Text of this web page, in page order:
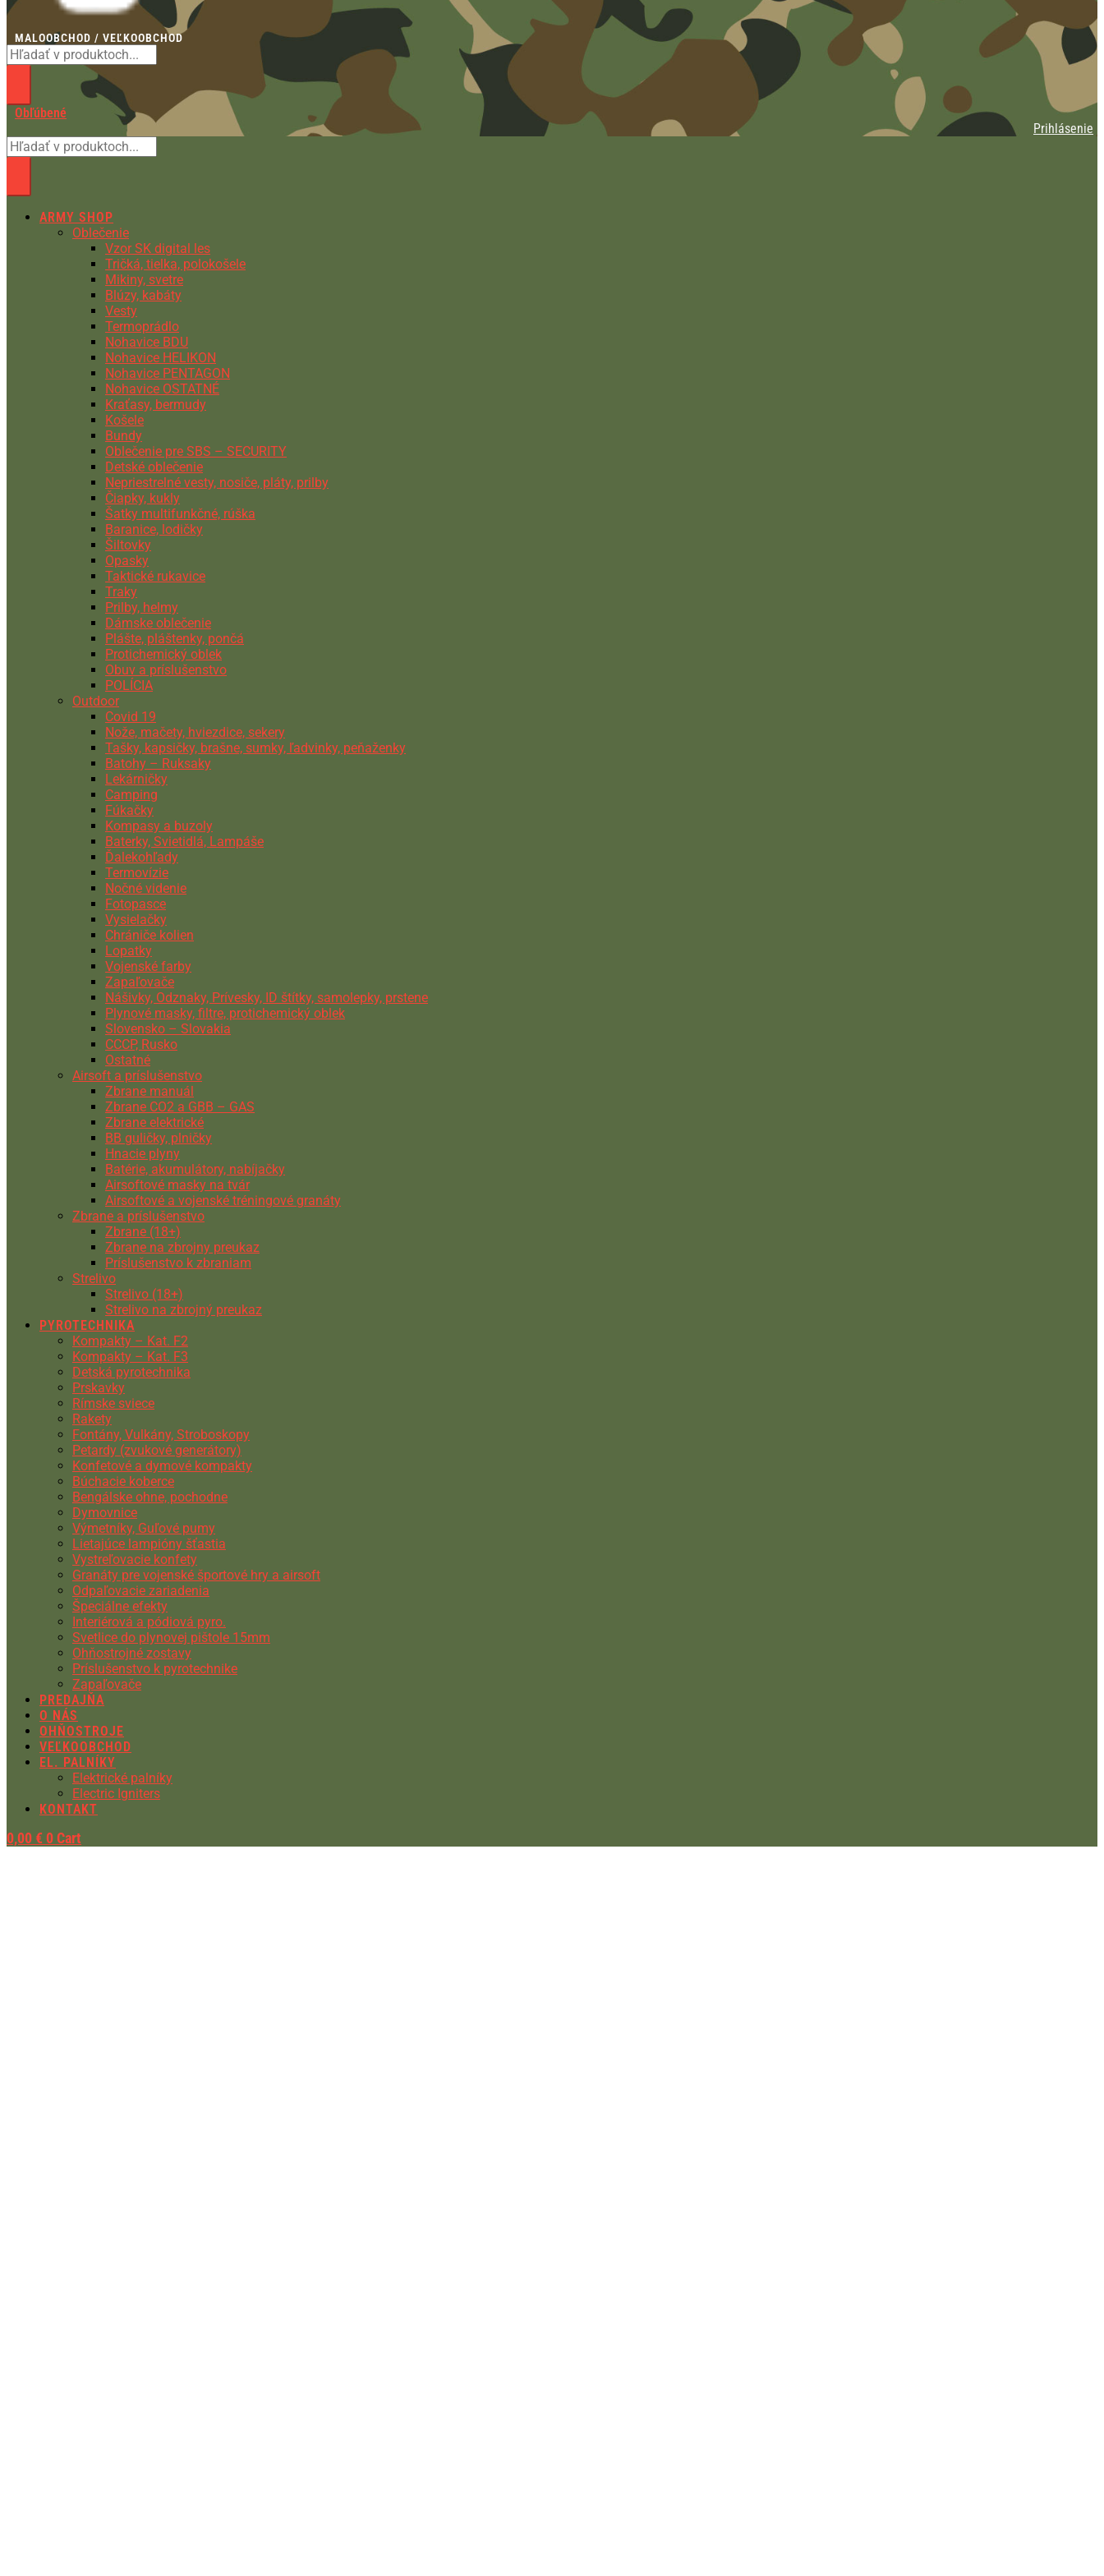
MALOOBCHOD / VEĽKOOBCHOD
Obľúbené
Prihlásenie
ARMY SHOP
Oblečenie
Vzor SK digital les
Tričká, tielka, polokošele
Mikiny, svetre
Blúzy, kabáty
Vesty
Termoprádlo
Nohavice BDU
Nohavice HELIKON
Nohavice PENTAGON
Nohavice OSTATNÉ
Kraťasy, bermudy
Košele
Bundy
Oblečenie pre SBS – SECURITY
Detské oblečenie
Nepriestrelné vesty, nosiče, pláty, prilby
Čiapky, kukly
Šatky multifunkčné, rúška
Baranice, lodičky
Šiltovky
Opasky
Taktické rukavice
Traky
Prilby, helmy
Dámske oblečenie
Plášte, pláštenky, pončá
Protichemický oblek
Obuv a príslušenstvo
POLÍCIA
Outdoor
Covid 19
Nože, mačety, hviezdice, sekery
Tašky, kapsičky, brašne, sumky, ľadvinky, peňaženky
Batohy – Ruksaky
Lekárničky
Camping
Fúkačky
Kompasy a buzoly
Baterky, Svietidlá, Lampáše
Ďalekohľady
Termovízie
Nočné videnie
Fotopasce
Vysielačky
Chrániče kolien
Lopatky
Vojenské farby
Zapaľovače
Nášivky, Odznaky, Prívesky, ID štítky, samolepky, prstene
Plynové masky, filtre, protichemický oblek
Slovensko – Slovakia
CCCP, Rusko
Ostatné
Airsoft a príslušenstvo
Zbrane manuál
Zbrane CO2 a GBB – GAS
Zbrane elektrické
BB guličky, plničky
Hnacie plyny
Batérie, akumulátory, nabíjačky
Airsoftové masky na tvár
Airsoftové a vojenské tréningové granáty
Zbrane a príslušenstvo
Zbrane (18+)
Zbrane na zbrojny preukaz
Príslušenstvo k zbraniam
Strelivo
Strelivo (18+)
Strelivo na zbrojný preukaz
PYROTECHNIKA
Kompakty – Kat. F2
Kompakty – Kat. F3
Detská pyrotechnika
Prskavky
Rímske sviece
Rakety
Fontány, Vulkány, Stroboskopy
Petardy (zvukové generátory)
Konfetové a dymové kompakty
Búchacie koberce
Bengálske ohne, pochodne
Dymovnice
Výmetníky, Guľové pumy
Lietajúce lampióny šťastia
Vystreľovacie konfety
Granáty pre vojenské športové hry a airsoft
Odpaľovacie zariadenia
Špeciálne efekty
Interiérová a pódiová pyro.
Svetlice do plynovej pištole 15mm
Ohňostrojné zostavy
Príslušenstvo k pyrotechnike
Zapaľovače
PREDAJŇA
O NÁS
OHŇOSTROJE
VEĽKOOBCHOD
EL. PALNÍKY
Elektrické palníky
Electric Igniters
KONTAKT
0,00 € 0 Cart